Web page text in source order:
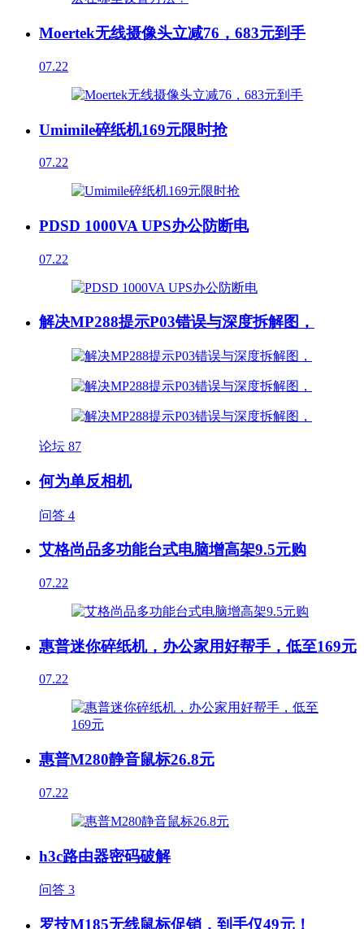
Moertek无线摄像头立减76，683元到手
07.22
Umimile碎纸机169元限时抢
07.22
PDSD 1000VA UPS办公防断电
07.22
解决MP288提示P03错误与深度拆解图，
论坛 87
何为单反相机
问答 4
艾格尚品多功能台式电脑增高架9.5元购
07.22
惠普迷你碎纸机，办公家用好帮手，低至169元
07.22
惠普M280静音鼠标26.8元
07.22
h3c路由器密码破解
问答 3
罗技M185无线鼠标促销，到手仅49元！